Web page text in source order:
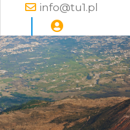
info@tu1.pl